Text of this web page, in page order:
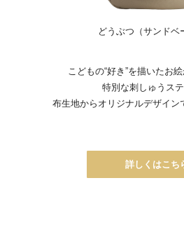
どうぶつ（サンドベ
こどもの“好き”を描いたお絵
特別な刺しゅうス
布生地からオリジナルデザイン
詳しくはこち